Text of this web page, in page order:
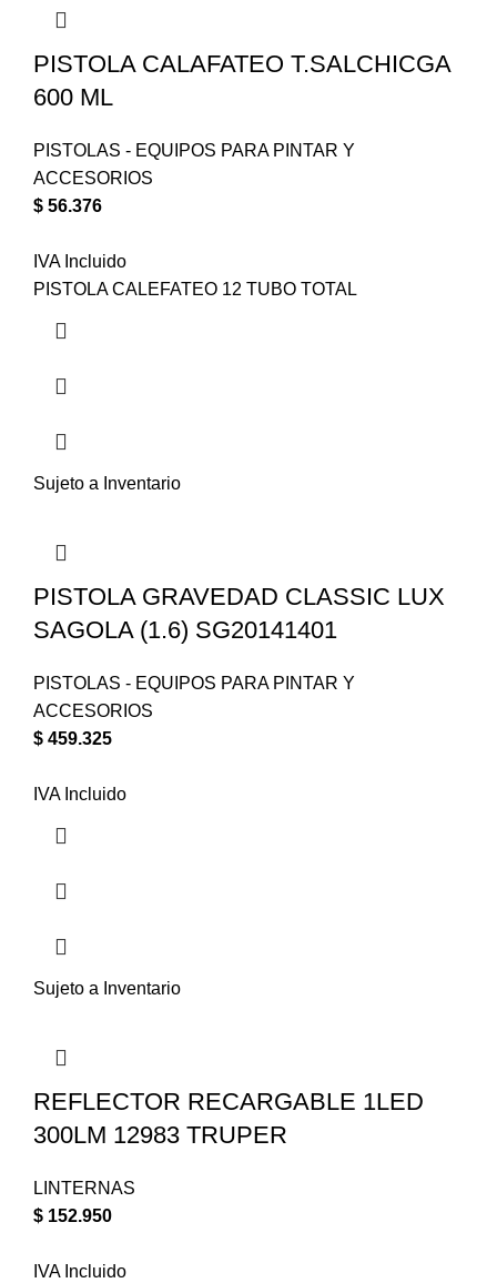
PISTOLA CALAFATEO T.SALCHICGA
600 ML
PISTOLAS - EQUIPOS PARA PINTAR Y
ACCESORIOS
$ 56.376
IVA Incluido
PISTOLA CALEFATEO 12 TUBO TOTAL
Sujeto a Inventario
PISTOLA GRAVEDAD CLASSIC LUX
SAGOLA (1.6) SG20141401
PISTOLAS - EQUIPOS PARA PINTAR Y
ACCESORIOS
$ 459.325
IVA Incluido
Sujeto a Inventario
REFLECTOR RECARGABLE 1LED
300LM 12983 TRUPER
LINTERNAS
$ 152.950
IVA Incluido